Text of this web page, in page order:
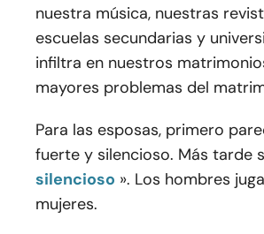
nuestra música, nuestras
escuelas secundarias y
infiltra en nuestros
mayores problemas del
Para las esposas, primero
fuerte y silencioso. Más tarde
silencioso ». Los hombres
mujeres.